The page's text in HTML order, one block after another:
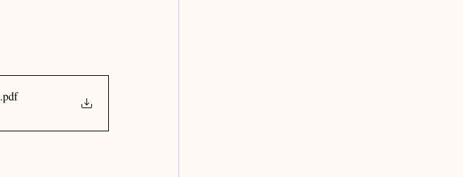
.pdf